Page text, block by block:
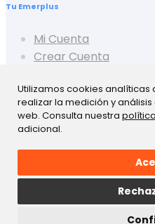
Utilizamos cookies
realizar la medición y
web. Consulta nuestra
adicional.
Tu Emerplus
Mi Cuenta
Crear Cuenta
Mis Pedidos
Mis Favoritos
Mis Presupuestos